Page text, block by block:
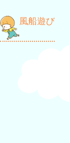
投
稿
風船遊び